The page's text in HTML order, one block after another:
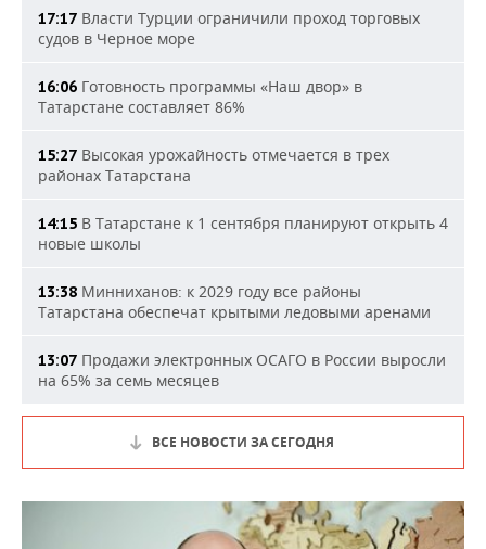
17:17 Власти Турции ограничили проход торговых
судов в Черное море
16:06 Готовность программы «Наш двор» в
Татарстане составляет 86%
15:27 Высокая урожайность отмечается в трех
районах Татарстана
14:15 В Татарстане к 1 сентября планируют открыть 4
новые школы
13:38 Минниханов: к 2029 году все районы
Татарстана обеспечат крытыми ледовыми аренами
13:07 Продажи электронных ОСАГО в России выросли
на 65% за семь месяцев
ВСЕ НОВОСТИ ЗА СЕГОДНЯ